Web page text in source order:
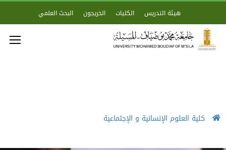
هيئة التدريس الكليات الخريجون البحث العلمي
كلية العلوم الإنسانية و الإجتماعية